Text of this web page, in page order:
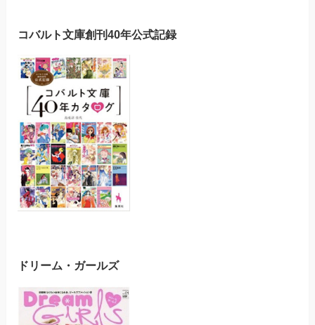
コバルト文庫創刊40年公式記録
ドリーム・ガールズ